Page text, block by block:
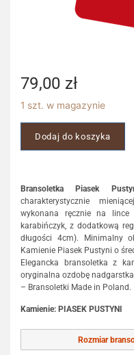
79,00 zł
1 szt. w magazynie
Dodaj do koszyka
Bransoletka Piasek
charakterystycznie
wykonana ręcznie na
karabińczyk, z dodatkową
długości 4cm). Minimalny
Kamienie Piasek Pustyni o
Elegancka bransoletka z
oryginalna ozdobę
– Bransoletki Made in Poland.
Kamienie: PIASEK PUSTYNI
Rozmiar